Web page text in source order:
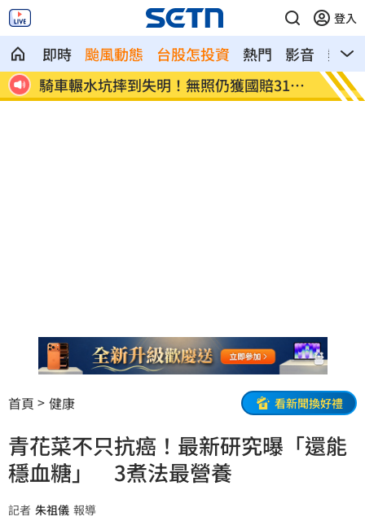
登入
即時 颱風動態 台股怎投資 熱門 影音
熱搜
日本女狂刷2000筆訂單！害集英社慘損43
億
不聽
曝
首頁 健康 看新聞換好禮
青花菜不只抗癌！最新研究曝「還能
穩血糖」 3煮法最營養
記者 朱祖儀 報導